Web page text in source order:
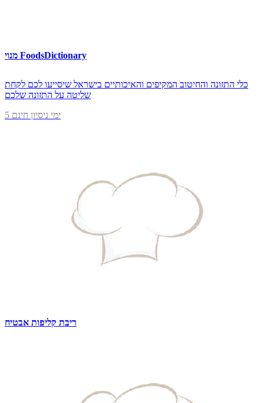
מנוי FoodsDictionary
כלי התזונה והחיטוב המקיפים והאיכותיים בישראל שיסייעו לכם לקחת
שליטה על התזונה שלכם
5 ימי ניסיון חינם
ריבת קליפות אבטיח